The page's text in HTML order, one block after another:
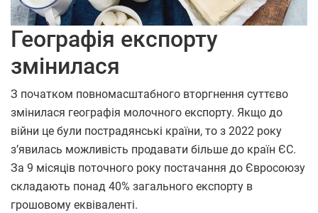
Географія експорту
змінилася
З початком повномасштабного вторгнення суттєво
змінилася географія молочного експорту. Якщо до
війни це були пострадянські країни, то з 2022 року
з’явилась можливість продавати більше до країн ЄС.
За 9 місяців поточного року постачання до Євросоюзу
складають понад 40% загального експорту в
грошовому еквіваленті.